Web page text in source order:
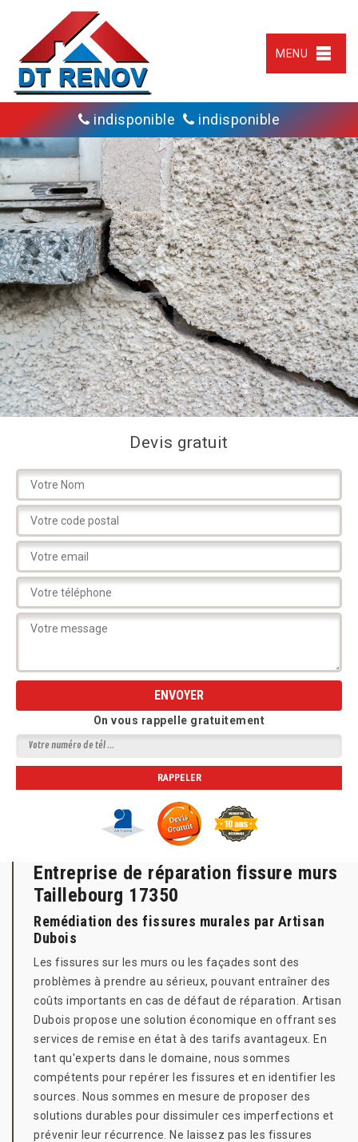
MENU
indisponible indisponible
Devis gratuit
On vous rappelle gratuitement
Entreprise de réparation fissure murs
Taillebourg 17350
Remédiation des fissures murales par Artisan
Dubois
Les fissures sur les murs ou les façades sont des
problèmes à prendre au sérieux, pouvant entraîner des
coûts importants en cas de défaut de réparation. Artisan
Dubois propose une solution économique en offrant ses
services de remise en état à des tarifs avantageux. En
tant qu'experts dans le domaine, nous sommes
compétents pour repérer les fissures et en identifier les
sources. Nous sommes en mesure de proposer des
solutions durables pour dissimuler ces imperfections et
prévenir leur récurrence. Ne laissez pas les fissures